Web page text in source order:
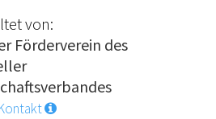
von:
Förderverein des